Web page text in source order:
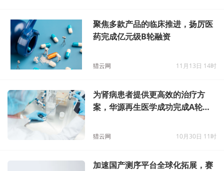
聚焦多款产品的临床推进，扬厉医
药完成亿元级B轮融资
猎云网 11月13日 14时
为肾病患者提供更高效的治疗方
案，华源再生医学成功完成A轮融
猎云网 10月30日 11时
加速国产测序平台全球化拓展，赛